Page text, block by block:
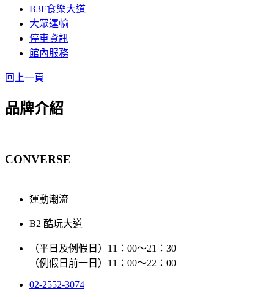
B3F食樂大道
大眾運輸
停車資訊
館內服務
回上一頁
品牌介紹
CONVERSE
運動潮流
B2 酷玩大道
（平日及例假日）11：00～21：30
（例假日前一日）11：00～22：00
02-2552-3074